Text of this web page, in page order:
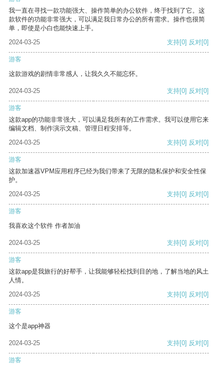
我一直在寻找一款功能强大、操作简单的办公软件，终于找到了它。这
款软件的功能非常强大，可以满足我日常办公的所有需求。操作也很简
单，即使是小白也能快速上手。
2024-03-25
支持[0] 反对[0]
游客
这款游戏的剧情非常感人，让我久久不能忘怀。
2024-03-25 支持[0] 反对[0]
游客
这款app的功能非常强大，可以满足我所有的工作需求。我可以使用它来
编辑文档、制作演示文稿、管理日程安排等。
2024-03-25
支持[0] 反对[0]
游客
这款加速器VPM应用程序已经为我们带来了无限的隐私保护和安全性保
护。
2024-03-25
支持[0] 反对[0]
游客
我喜欢这个软件 作者加油
2024-03-25 支持[0] 反对[0]
游客
这款app是我旅行的好帮手，让我能够轻松找到目的地，了解当地的风土
人情。
2024-03-25
支持[0] 反对[0]
游客
这个是app神器
2024-03-25 支持[0] 反对[0]
游客